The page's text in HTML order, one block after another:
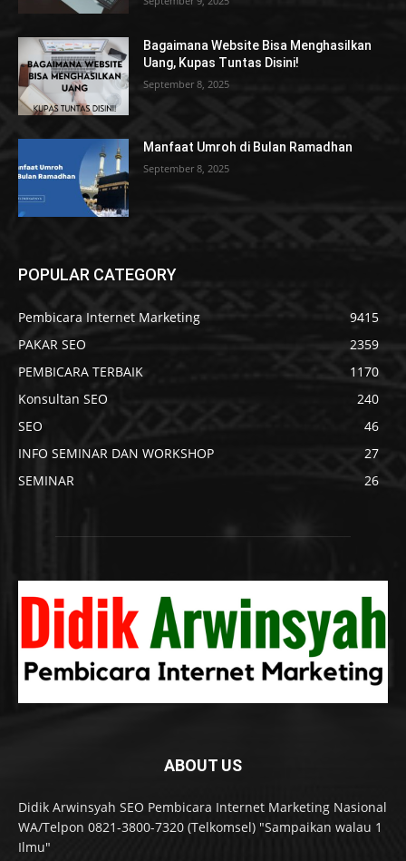
Bagaimana Website Bisa Menghasilkan
Uang, Kupas Tuntas Disini!
September 8, 2025
Manfaat Umroh di Bulan Ramadhan
September 8, 2025
POPULAR CATEGORY
Pembicara Internet Marketing
9415
PAKAR SEO
2359
PEMBICARA TERBAIK
1170
Konsultan SEO
240
SEO
46
INFO SEMINAR DAN WORKSHOP
27
SEMINAR
26
ABOUT US
Didik Arwinsyah SEO Pembicara Internet Marketing Nasional
WA/Telpon 0821-3800-7320 (Telkomsel) "Sampaikan walau 1
Ilmu"